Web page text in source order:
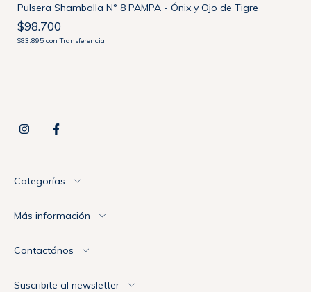
Pulsera Shamballa N° 8 PAMPA - Ónix y Ojo de Tigre
$98.700
$83.895 con Transferencia
Categorías
Más información
Contactános
Suscribite al newsletter